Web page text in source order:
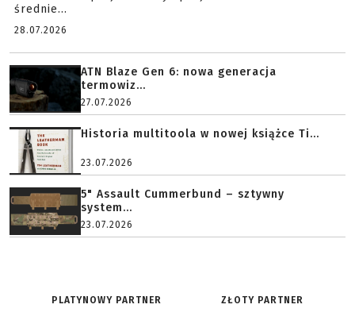
średnie...
28.07.2026
ATN Blaze Gen 6: nowa generacja
termowiz...
27.07.2026
Historia multitoola w nowej książce Ti...
23.07.2026
5" Assault Cummerbund – sztywny
system...
23.07.2026
PLATYNOWY PARTNER ZŁOTY PARTNER